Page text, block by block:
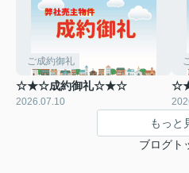
ご成約御礼
☆★☆成約御礼☆★☆
2026.07.10
もっと
ブログト